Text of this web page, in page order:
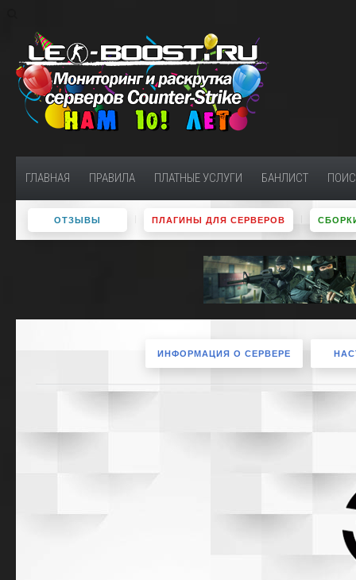
ГЛАВНАЯ ПРАВИЛА ПЛАТНЫЕ УСЛУГИ БАНЛИСТ
ОТЗЫВЫ ПЛАГИНЫ ДЛЯ СЕРВЕРОВ
ИНФОРМАЦИЯ О СЕРВЕРЕ